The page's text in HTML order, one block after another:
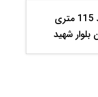
فروش واحد 115 متری
بلوار شهید